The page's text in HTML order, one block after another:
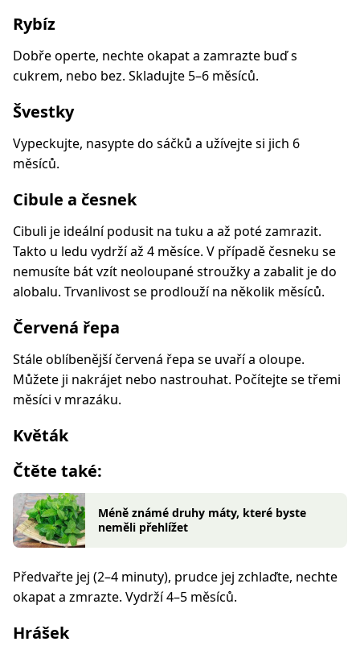
Rybíz
Dobře operte, nechte okapat a zamrazte buď s
cukrem, nebo bez. Skladujte 5–6 měsíců.
Švestky
Vypeckujte, nasypte do sáčků a užívejte si jich 6
měsíců.
Cibule a česnek
Cibuli je ideální podusit na tuku a až poté zamrazit.
Takto u ledu vydrží až 4 měsíce. V případě česneku se
nemusíte bát vzít neoloupané stroužky a zabalit je do
alobalu. Trvanlivost se prodlouží na několik měsíců.
Červená řepa
Stále oblíbenější červená řepa se uvaří a oloupe.
Můžete ji nakrájet nebo nastrouhat. Počítejte se třemi
měsíci v mrazáku.
Květák
Čtěte také:
Méně známé druhy máty, které byste
neměli přehlížet
Předvařte jej (2–4 minuty), prudce jej zchlaďte, nechte
okapat a zmrazte. Vydrží 4–5 měsíců.
Hrášek